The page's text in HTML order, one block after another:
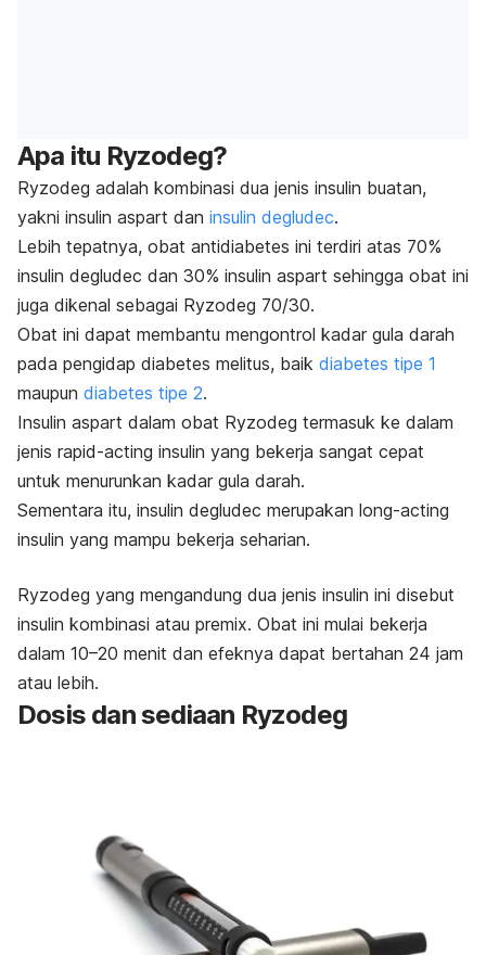
Apa itu Ryzodeg?
Ryzodeg adalah kombinasi dua jenis insulin buatan,
yakni insulin aspart dan insulin degludec.
Lebih tepatnya, obat antidiabetes ini terdiri atas 70%
insulin degludec dan 30% insulin aspart sehingga obat ini
juga dikenal sebagai Ryzodeg 70/30.
Obat ini dapat membantu mengontrol kadar gula darah
pada pengidap diabetes melitus, baik diabetes tipe 1
maupun diabetes tipe 2.
Insulin aspart dalam obat Ryzodeg termasuk ke dalam
jenis rapid-acting insulin yang bekerja sangat cepat
untuk menurunkan kadar gula darah.
Sementara itu, insulin degludec merupakan long-acting
insulin yang mampu bekerja seharian.
Ryzodeg yang mengandung dua jenis insulin ini disebut
insulin kombinasi atau premix. Obat ini mulai bekerja
dalam 10–20 menit dan efeknya dapat bertahan 24 jam
atau lebih.
Dosis dan sediaan Ryzodeg